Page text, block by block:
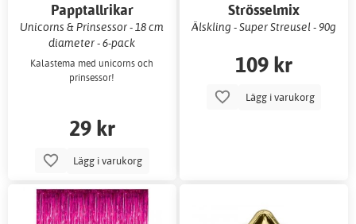
Papptallrikar
Unicorns & Prinsessor - 18 cm
diameter - 6-pack
Kalastema med unicorns och
prinsessor!
29 kr
Lägg i varukorg
Strösselmix
Älskling - Super Streusel - 90g
109 kr
Lägg i varukorg